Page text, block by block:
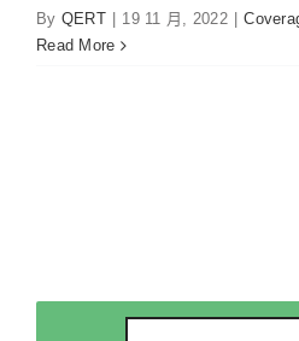
By QERT 19 11 月, 2022
Read More